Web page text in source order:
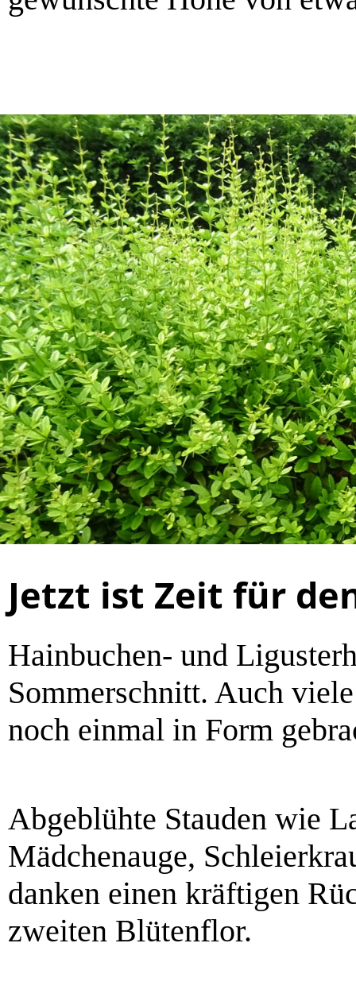
Jetzt ist Zeit für
Hainbuchen- und
Sommerschnitt. Auch
noch einmal in Form
Abgeblühte Stauden wie
Mädchenauge,
danken einen kräftigen
zweiten Blütenflor.